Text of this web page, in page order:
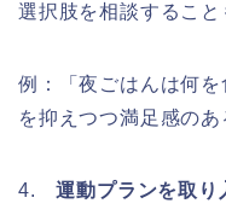
選択肢を相談すること
例：「夜ごはんは何
を抑えつつ満足感の
4.運動プランを取り